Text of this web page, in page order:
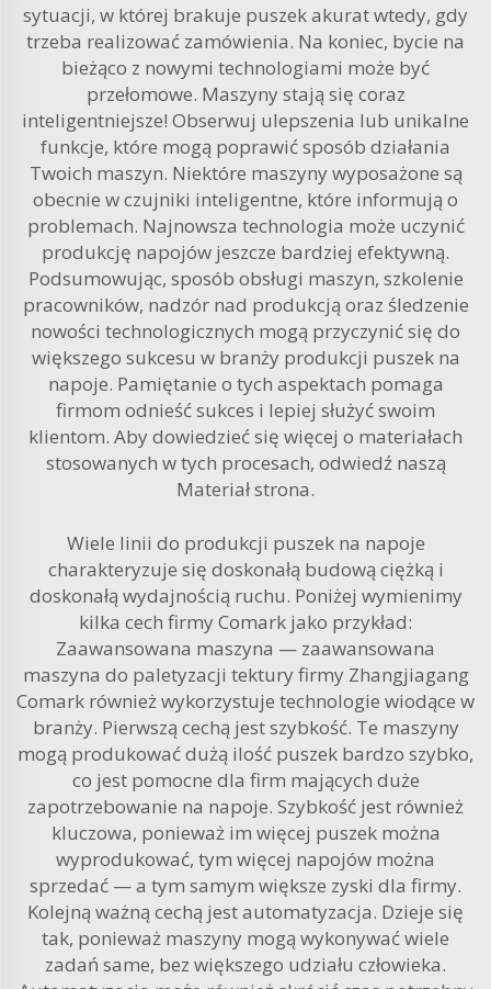
sytuacji, w której brakuje puszek akurat wtedy, gdy
trzeba realizować zamówienia. Na koniec, bycie na
bieżąco z nowymi technologiami może być
przełomowe. Maszyny stają się coraz
inteligentniejsze! Obserwuj ulepszenia lub unikalne
funkcje, które mogą poprawić sposób działania
Twoich maszyn. Niektóre maszyny wyposażone są
obecnie w czujniki inteligentne, które informują o
problemach. Najnowsza technologia może uczynić
produkcję napojów jeszcze bardziej efektywną.
Podsumowując, sposób obsługi maszyn, szkolenie
pracowników, nadzór nad produkcją oraz śledzenie
nowości technologicznych mogą przyczynić się do
większego sukcesu w branży produkcji puszek na
napoje. Pamiętanie o tych aspektach pomaga
firmom odnieść sukces i lepiej służyć swoim
klientom. Aby dowiedzieć się więcej o materiałach
stosowanych w tych procesach, odwiedź naszą
Materiałstrona.
Wiele linii do produkcji puszek na napoje
charakteryzuje się doskonałą budową ciężką i
doskonałą wydajnością ruchu. Poniżej wymienimy
kilka cech firmy Comark jako przykład:
Zaawansowana maszyna — zaawansowana
maszyna do paletyzacji tektury firmy Zhangjiagang
Comark również wykorzystuje technologie wiodące w
branży. Pierwszą cechą jest szybkość. Te maszyny
mogą produkować dużą ilość puszek bardzo szybko,
co jest pomocne dla firm mających duże
zapotrzebowanie na napoje. Szybkość jest również
kluczowa, ponieważ im więcej puszek można
wyprodukować, tym więcej napojów można
sprzedać — a tym samym większe zyski dla firmy.
Kolejną ważną cechą jest automatyzacja. Dzieje się
tak, ponieważ maszyny mogą wykonywać wiele
zadań same, bez większego udziału człowieka.